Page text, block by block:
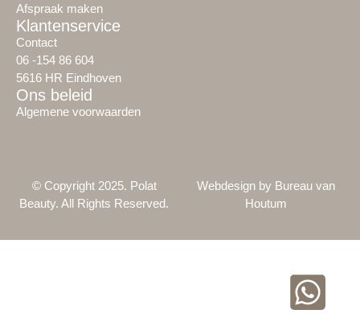
Afspraak maken
Klantenservice
Contact
06 -154 86 604
5616 HR Eindhoven
Ons beleid
Algemene voorwaarden
© Copyright 2025. Polat
Beauty. All Rights Reserved.
Webdesign by Bureau van
Houtum